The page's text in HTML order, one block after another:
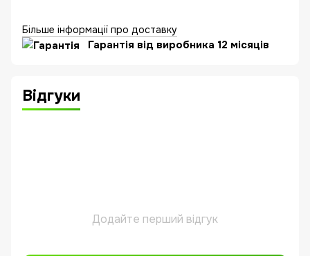
Більше інформації про доставку
Гарантія від виробника 12 місяців
Відгуки
Додайте перший відгук